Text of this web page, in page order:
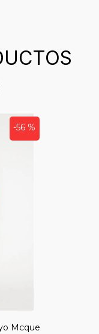
-56 %
Mcqueen